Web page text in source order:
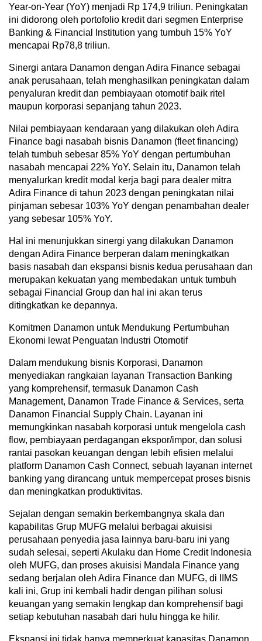
Year-on-Year (YoY) menjadi Rp 174,9 triliun. Peningkatan
ini didorong oleh portofolio kredit dari segmen Enterprise
Banking & Financial Institution yang tumbuh 15% YoY
mencapai Rp78,8 triliun.
Sinergi antara Danamon dengan Adira Finance sebagai
anak perusahaan, telah menghasilkan peningkatan dalam
penyaluran kredit dan pembiayaan otomotif baik ritel
maupun korporasi sepanjang tahun 2023.
Nilai pembiayaan kendaraan yang dilakukan oleh Adira
Finance bagi nasabah bisnis Danamon (fleet financing)
telah tumbuh sebesar 85% YoY dengan pertumbuhan
nasabah mencapai 22% YoY. Selain itu, Danamon telah
menyalurkan kredit modal kerja bagi para dealer mitra
Adira Finance di tahun 2023 dengan peningkatan nilai
pinjaman sebesar 103% YoY dengan penambahan dealer
yang sebesar 105% YoY.
Hal ini menunjukkan sinergi yang dilakukan Danamon
dengan Adira Finance berperan dalam meningkatkan
basis nasabah dan ekspansi bisnis kedua perusahaan dan
merupakan kekuatan yang membedakan untuk tumbuh
sebagai Financial Group dan hal ini akan terus
ditingkatkan ke depannya.
Komitmen Danamon untuk Mendukung Pertumbuhan
Ekonomi lewat Penguatan Industri Otomotif
Dalam mendukung bisnis Korporasi, Danamon
menyediakan rangkaian layanan Transaction Banking
yang komprehensif, termasuk Danamon Cash
Management, Danamon Trade Finance & Services, serta
Danamon Financial Supply Chain. Layanan ini
memungkinkan nasabah korporasi untuk mengelola cash
flow, pembiayaan perdagangan ekspor/impor, dan solusi
rantai pasokan keuangan dengan lebih efisien melalui
platform Danamon Cash Connect, sebuah layanan internet
banking yang dirancang untuk mempercepat proses bisnis
dan meningkatkan produktivitas.
Sejalan dengan semakin berkembangnya skala dan
kapabilitas Grup MUFG melalui berbagai akuisisi
perusahaan penyedia jasa lainnya baru-baru ini yang
sudah selesai, seperti Akulaku dan Home Credit Indonesia
oleh MUFG, dan proses akuisisi Mandala Finance yang
sedang berjalan oleh Adira Finance dan MUFG, di IIMS
kali ini, Grup ini kembali hadir dengan pilihan solusi
keuangan yang semakin lengkap dan komprehensif bagi
setiap kebutuhan nasabah dari hulu hingga ke hilir.
Ekspansi ini tidak hanya memperkuat kapasitas Danamon